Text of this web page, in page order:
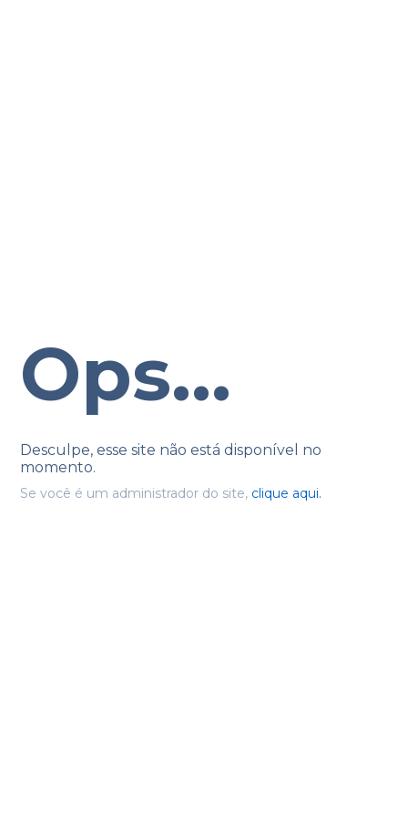
Ops...
Desculpe, esse site não está disponível no
momento.
Se você é um administrador do site, clique aqui.